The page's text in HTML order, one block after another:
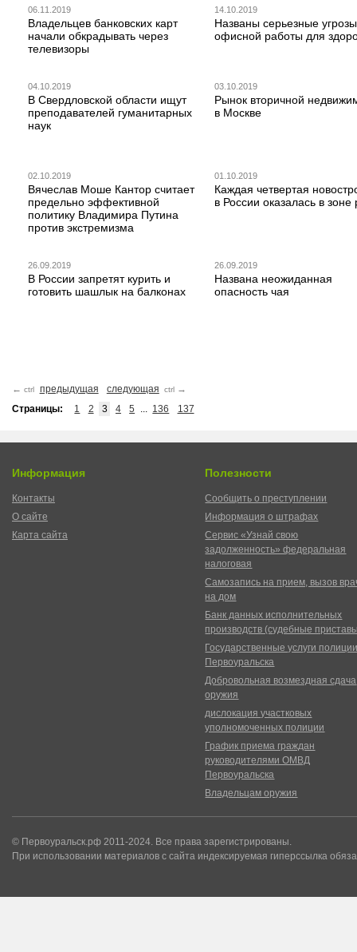
06.11.2019
Владельцев банковских карт
начали обкрадывать через
телевизоры
14.10.2019
Названы серьезные угрозы
офисной работы для
04.10.2019
В Свердловской области ищут
преподавателей гуманитарных
наук
03.10.2019
Рынок вторичной
в Москве
02.10.2019
Вячеслав Моше Кантор считает
предельно эффективной
политику Владимира Путина
против экстремизма
01.10.2019
Каждая четвертая
в России оказалась в зоне
26.09.2019
В России запретят курить и
готовить шашлык на балконах
26.09.2019
Названа неожиданная
опасность чая
← ctrl предыдущая следующая ctrl →
Страницы:
1 2 3 4 5 ... 136 137
Информация
Контакты
О сайте
Карта сайта
Полезности
Сообщить о преступлении
Информация о штрафах
Сервис «Узнай свою
задолженность» федеральная
налоговая
Самозапись на прием, вызов
на дом
Банк данных исполнительных
производств (судебные
Государственные услуги
Первоуральска
Добровольная возмездная сдача
оружия
дислокация участковых
уполномоченных полиции
График приема граждан
руководителями ОМВД
Первоуральска
Владельцам оружия
© Первоуральск.рф 2011-2024. Все права зарегистрированы.
При использовании материалов с сайта индексируемая гиперссылка